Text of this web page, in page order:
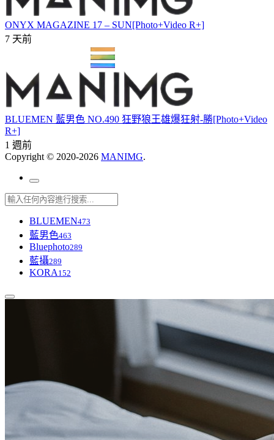
ONYX MAGAZINE 17 – SUN[Photo+Video R+]
7 天前
BLUEMEN 藍男色 NO.490 狂野狼王雄爆狂射-勝[Photo+Video
R+]
1 週前
Copyright © 2020-2026 MANIMG.
BLUEMEN473
藍男色463
Bluephoto289
藍攝289
KORA 152